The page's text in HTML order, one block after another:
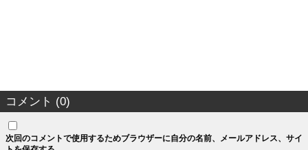
コメント (0)
次回のコメントで使用するためブラウザーに自分の名前、メールアドレス、サイ